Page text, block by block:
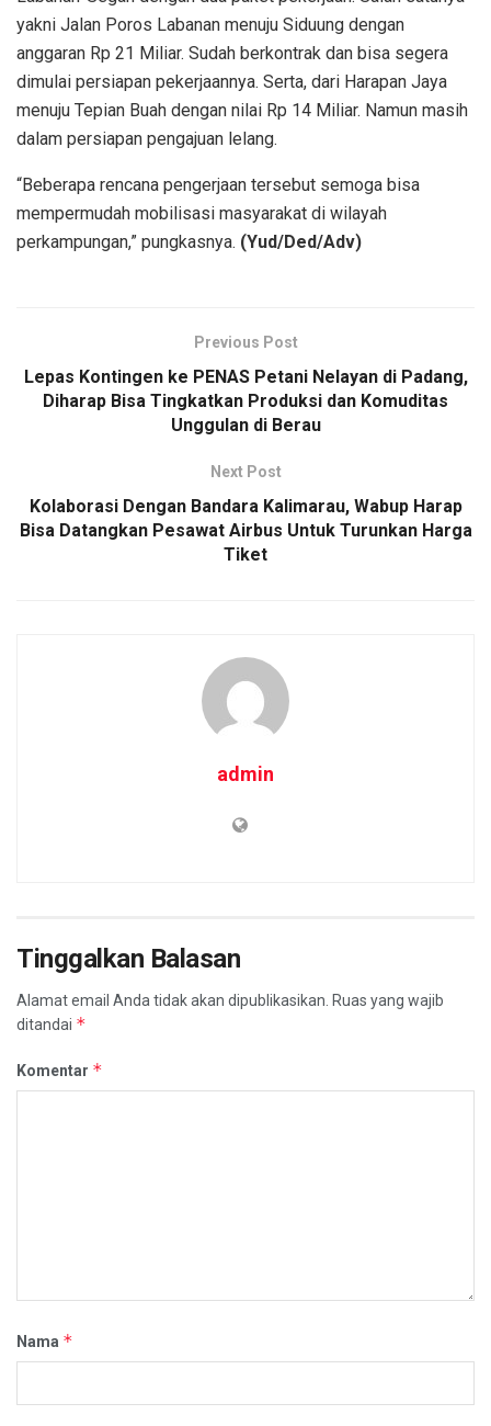
yakni Jalan Poros Labanan menuju Siduung dengan
anggaran Rp 21 Miliar. Sudah berkontrak dan bisa segera
dimulai persiapan pekerjaannya. Serta, dari Harapan Jaya
menuju Tepian Buah dengan nilai Rp 14 Miliar. Namun masih
dalam persiapan pengajuan lelang.
“Beberapa rencana pengerjaan tersebut semoga bisa
mempermudah mobilisasi masyarakat di wilayah
perkampungan,” pungkasnya. (Yud/Ded/Adv)
Previous Post
Lepas Kontingen ke PENAS Petani Nelayan di Padang,
Diharap Bisa Tingkatkan Produksi dan Komuditas
Unggulan di Berau
Next Post
Kolaborasi Dengan Bandara Kalimarau, Wabup Harap
Bisa Datangkan Pesawat Airbus Untuk Turunkan Harga
Tiket
admin
Tinggalkan Balasan
Alamat email Anda tidak akan dipublikasikan. Ruas yang wajib
ditandai *
Komentar *
Nama *